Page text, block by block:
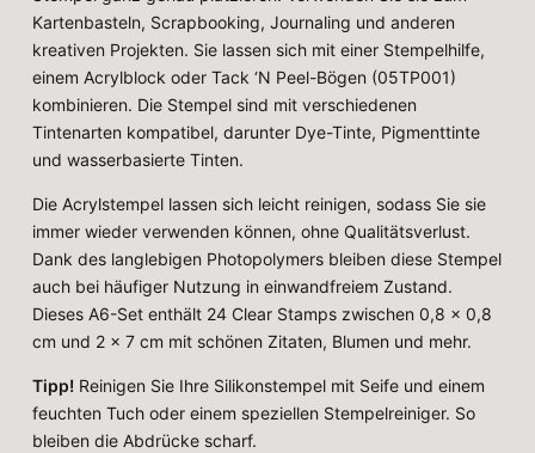
Kartenbasteln, Scrapbooking, Journaling und anderen
kreativen Projekten. Sie lassen sich mit einer Stempelhilfe,
einem Acrylblock oder Tack ‘N Peel-Bögen (05TP001)
kombinieren. Die Stempel sind mit verschiedenen
Tintenarten kompatibel, darunter Dye-Tinte, Pigmenttinte
und wasserbasierte Tinten.
Die Acrylstempel lassen sich leicht reinigen, sodass Sie sie
immer wieder verwenden können, ohne Qualitätsverlust.
Dank des langlebigen Photopolymers bleiben diese Stempel
auch bei häufiger Nutzung in einwandfreiem Zustand.
Dieses A6-Set enthält 24 Clear Stamps zwischen 0,8 x 0,8
cm und 2 x 7 cm mit schönen Zitaten, Blumen und mehr.
Tipp! Reinigen Sie Ihre Silikonstempel mit Seife und einem
feuchten Tuch oder einem speziellen Stempelreiniger. So
bleiben die Abdrücke scharf.